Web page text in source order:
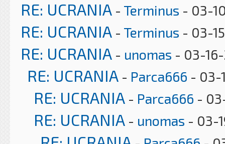
RE: UCRANIA - Terminus - 03-
RE: UCRANIA - Terminus - 03-
RE: UCRANIA - unomas - 03-
RE: UCRANIA - Parca666 - 03-
RE: UCRANIA - Parca666 -
RE: UCRANIA - unomas - 03-